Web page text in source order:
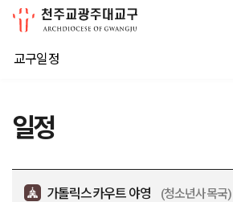
교구일정
일정
가톨릭스카우트 야영 (청소년사목국)